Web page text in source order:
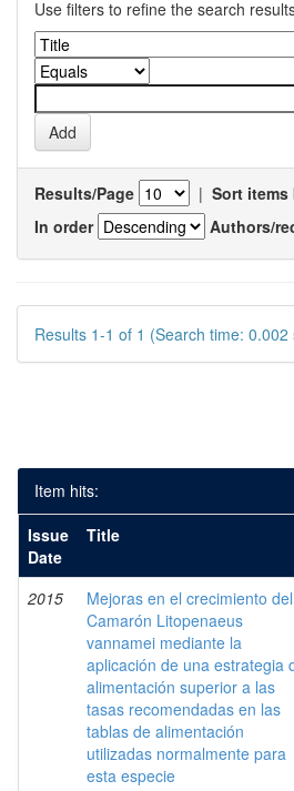
Use filters to refine the search
Results/Page | Sort items
In order
Authors/
Results 1-1 of 1 (Search time: 0.002
Item hits:
Issue
Date
Title
2015
Mejoras en el crecimiento del
Camarón Litopenaeus
vannamei mediante la
aplicación de una estrategia
alimentación superior a las
tasas recomendadas en las
tablas de alimentación
utilizadas normalmente para
esta especie